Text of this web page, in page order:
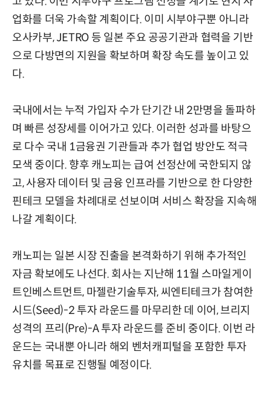
업화를 더욱 가속할 계획이다. 이미 시부야구뿐 아니라
오사카부, JETRO 등 일본 주요 공공기관과 협력을 기반
으로 다방면의 지원을 확보하며 확장 속도를 높이고 있
다.
국내에서는 누적 가입자 수가 단기간 내 2만명을 돌파하
며 빠른 성장세를 이어가고 있다. 이러한 성과를 바탕으
로 다수 국내 1금융권 기관들과 추가 협업 방안도 적극
모색 중이다. 향후 캐노피는 급여 선정산에 국한되지 않
고, 사용자 데이터 및 금융 인프라를 기반으로 한 다양한
핀테크 모델을 차례대로 선보이며 서비스 확장을 지속해
나갈 계획이다.
캐노피는 일본 시장 진출을 본격화하기 위해 추가적인
자금 확보에도 나선다. 회사는 지난해 11월 스마일게이
트인베스트먼트, 마젤란기술투자, 씨엔티테크가 참여한
시드(Seed)-2 투자 라운드를 마무리한 데 이어, 브리지
성격의 프리(Pre)-A 투자 라운드를 준비 중이다. 이번 라
운드는 국내뿐 아니라 해외 벤처캐피털을 포함한 투자
유치를 목표로 진행될 예정이다.